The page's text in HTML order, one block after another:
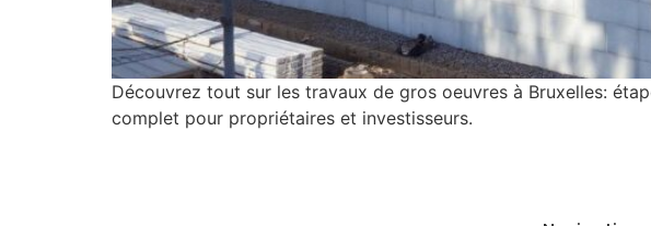
Découvrez tout sur les travaux de gros oeuvres à Bruxelles:
complet pour propriétaires et investisseurs.